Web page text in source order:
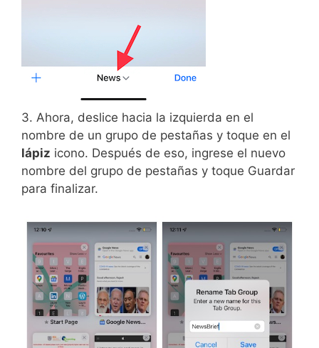
3. Ahora, deslice hacia la izquierda en el
nombre de un grupo de pestañas y toque en el
lápiz icono. Después de eso, ingrese el nuevo
nombre del grupo de pestañas y toque Guardar
para finalizar.